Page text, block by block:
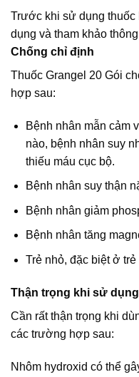
Trước khi sử dụng
dụng và tham khảo
Chống chỉ định
Thuốc Grangel 20 Gói
hợp sau:
Bệnh nhân mẫn cảm
nào, bệnh nhân suy
thiếu máu cục bộ.
Bệnh nhân suy thận
Bệnh nhân giảm
Bệnh nhân tăng
Trẻ nhỏ, đặc biệt ở
Thận trọng khi sử dụng
Cần rất thận trọng khi
các trường hợp sau:
Nhôm hydroxid có thể